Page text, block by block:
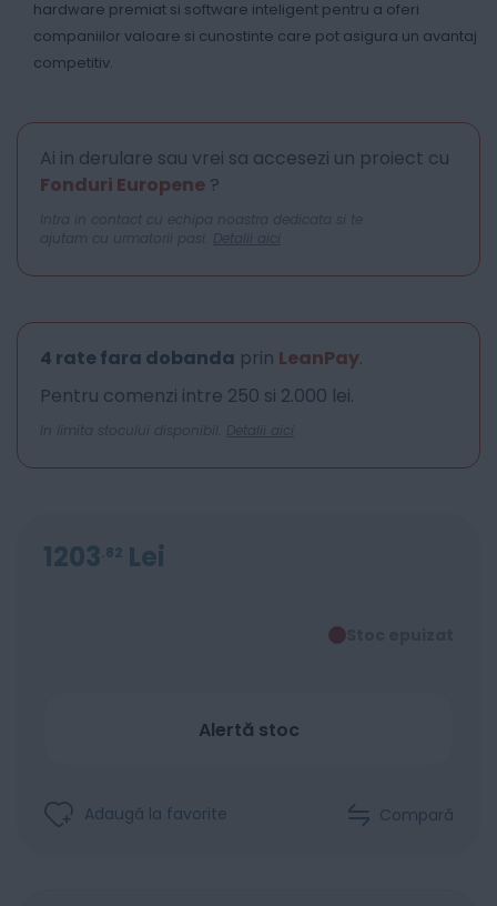
hardware premiat si software inteligent pentru a oferi
companiilor valoare si cunostinte care pot asigura un avantaj
competitiv.
Ai in derulare sau vrei sa accesezi un proiect cu
Fonduri Europene ?
Intra in contact cu echipa noastra dedicata si te
ajutam cu urmatorii pasi. Detalii aici
4 rate fara dobanda prin LeanPay.
Pentru comenzi intre 250 si 2.000 lei.
In limita stocului disponibil. Detalii aici
1203 82 Lei
Alertă stoc
Adaugă la favorite Compară